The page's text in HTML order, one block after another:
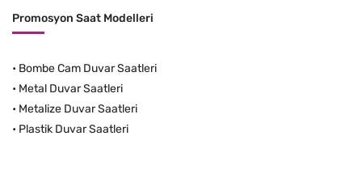
Promosyon Saat Modelleri
• Bombe Cam Duvar Saatleri
• Metal Duvar Saatleri
• Metalize Duvar Saatleri
• Plastik Duvar Saatleri